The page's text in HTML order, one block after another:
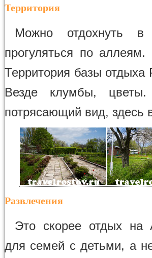
Территория
Можно отдохнуть в
прогуляться по
Территория базы отдыха
Везде клумбы,
потрясающий вид, здесь
Развлечения
Это скорее отдых на
для семей с детьми, а